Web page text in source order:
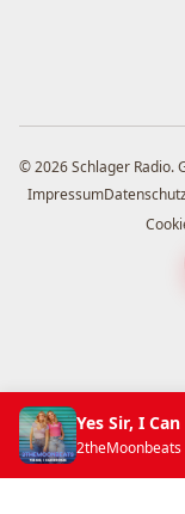
© 2026 Schlager Radio.
Impressum
Yes Sir, I
2theMoonbeats